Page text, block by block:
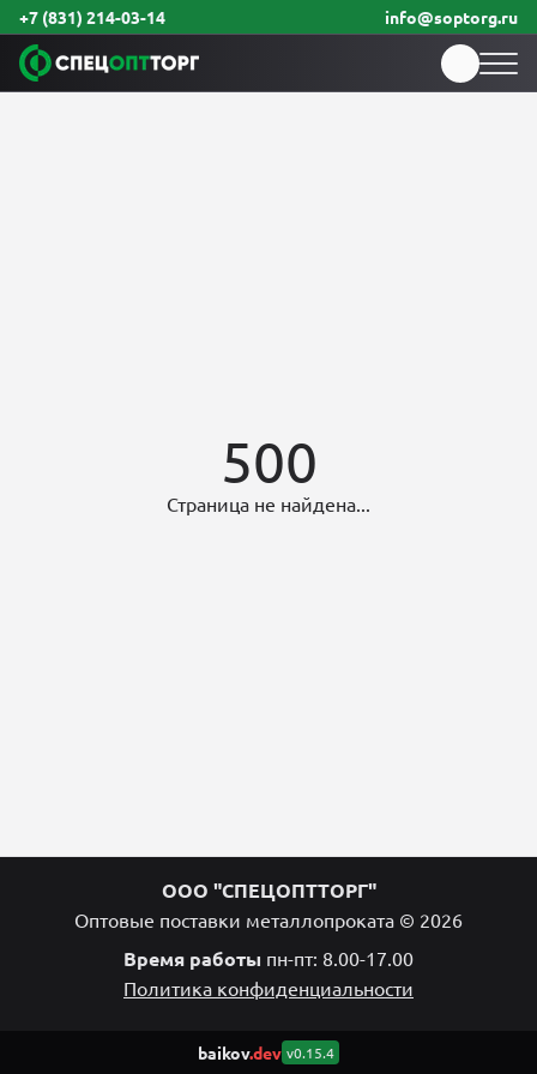
+7 (831) 214-03-14 info@soptorg.ru
500
Страница не найдена...
ООО "СПЕЦОПТТОРГ"
Оптовые поставки металлопроката © 2026
Время работы пн-пт: 8.00-17.00
Политика конфиденциальности
baikov.dev v0.15.4